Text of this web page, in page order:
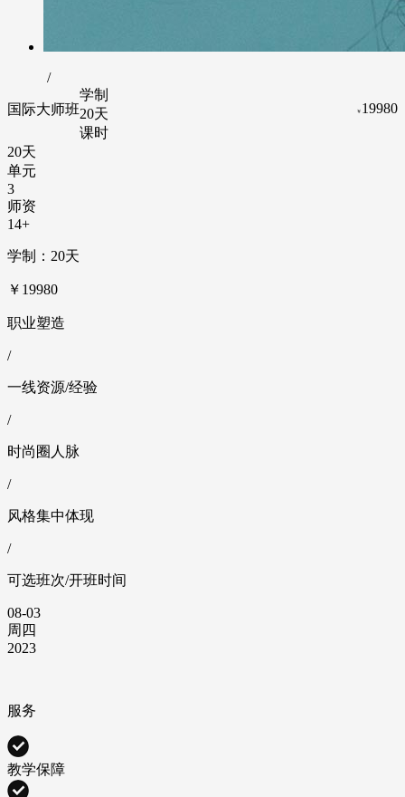
/
国际大师班 ￥ 19980
学制
20天
课时
20天
单元
3
师资
14+
学制：20天
￥19980
职业塑造
/
一线资源/经验
/
时尚圈人脉
/
风格集中体现
/
可选班次/开班时间
08-03
周四
2023
服务
教学保障